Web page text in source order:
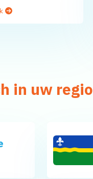
in uw regio